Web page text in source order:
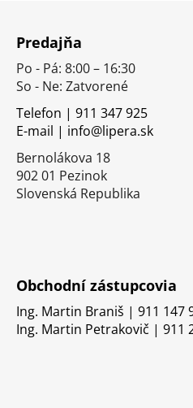
Predajňa
Po - Pá: 8:00 – 16:30
So - Ne: Zatvorené
Telefon | 911 347 925
E-mail | info@lipera.sk
Bernolákova 18
902 01 Pezinok
Slovenská Republika
Obchodní zástupcovia
Ing. Martin Braniš | 911 147
Ing. Martin Petrakovič | 911